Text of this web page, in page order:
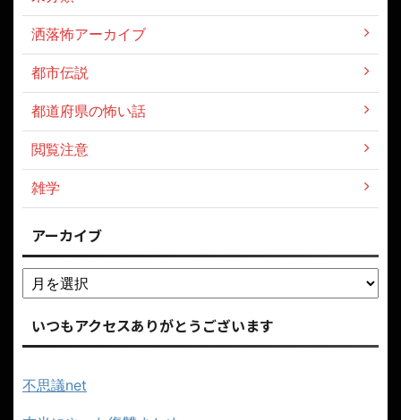
洒落怖アーカイブ
都市伝説
都道府県の怖い話
閲覧注意
雑学
アーカイブ
いつもアクセスありがとうございます
不思議net